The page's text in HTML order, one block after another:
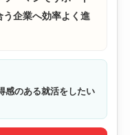
企業へ効率よく進
感のある就活をしたい